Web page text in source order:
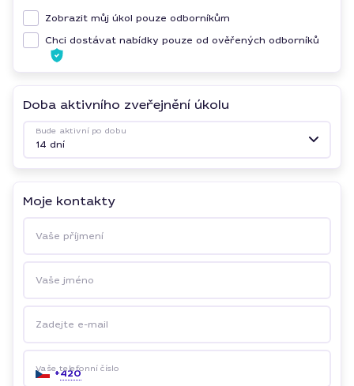
Zobrazit můj úkol pouze odborníkům
Chci dostávat nabídky pouze od ověřených odborníků
Doba aktivního zveřejnění úkolu
Bude aktivní po dobu
14 dní
Moje kontakty
Vaše příjmení
Vaše jméno
Zadejte e-mail
Vaše telefonní číslo
+420